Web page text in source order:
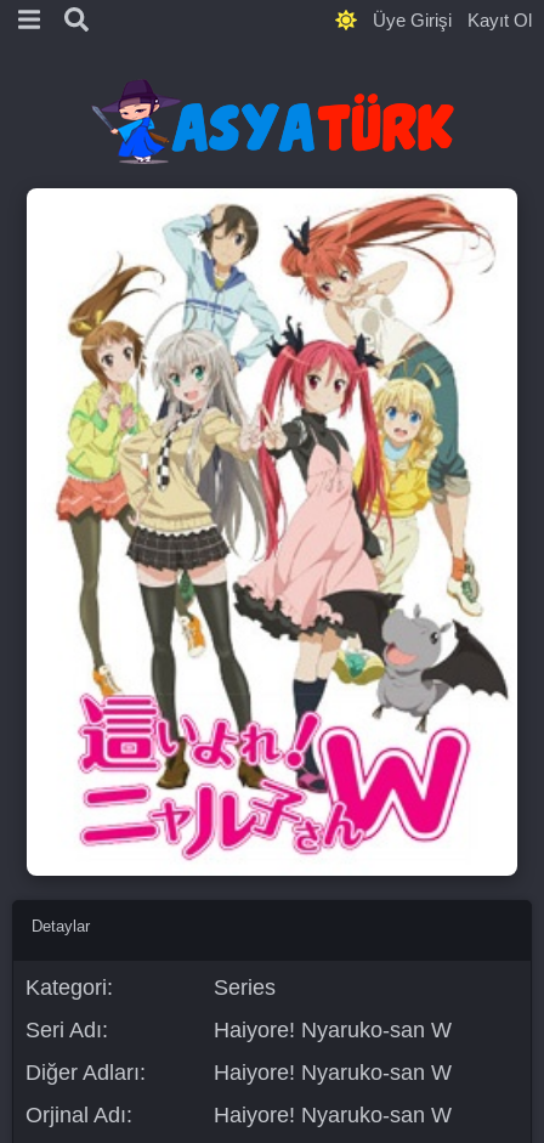
Üye Girişi Kayıt Ol
Detaylar
Kategori:
Series
Seri Adı:
Haiyore! Nyaruko-san W
Diğer Adları:
Haiyore! Nyaruko-san W
Orjinal Adı:
Haiyore! Nyaruko-san W